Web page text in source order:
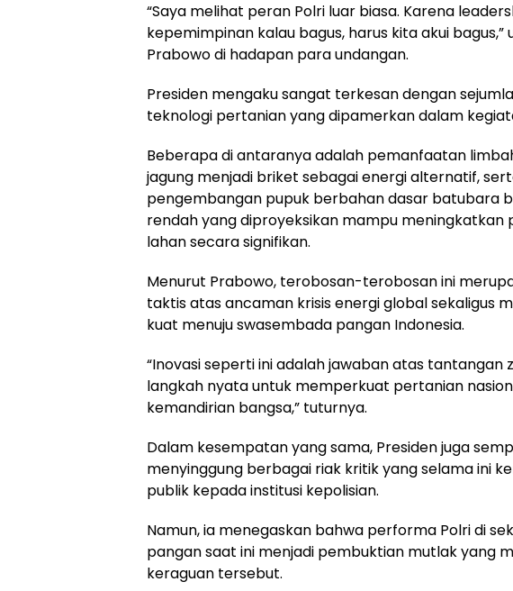
​“Saya melihat peran Polri luar biasa. Karena
kepemimpinan kalau bagus, harus kita akui bagus,”
Prabowo di hadapan para undangan.
​Presiden mengaku sangat terkesan dengan
teknologi pertanian yang dipamerkan dalam
Beberapa di antaranya adalah pemanfaatan
jagung menjadi briket sebagai energi alternatif,
pengembangan pupuk berbahan dasar batubara
rendah yang diproyeksikan mampu meningkatkan
lahan secara signifikan.
​Menurut Prabowo, terobosan-terobosan ini
taktis atas ancaman krisis energi global sekaligus
kuat menuju swasembada pangan Indonesia.
​“Inovasi seperti ini adalah jawaban atas tantangan
langkah nyata untuk memperkuat pertanian
kemandirian bangsa,” tuturnya.
​Dalam kesempatan yang sama, Presiden juga
menyinggung berbagai riak kritik yang selama ini
publik kepada institusi kepolisian.
Namun, ia menegaskan bahwa performa Polri di
pangan saat ini menjadi pembuktian mutlak yang
keraguan tersebut.